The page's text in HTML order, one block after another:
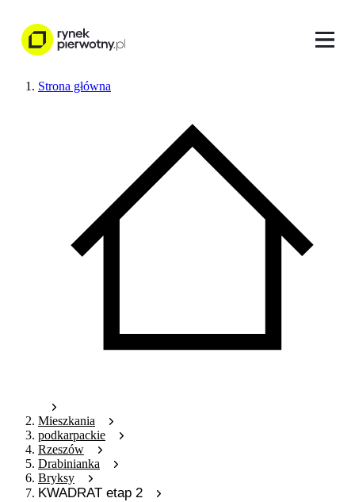
Strona główna
Mieszkania
podkarpackie
Rzeszów
Drabinianka
Bryksy
KWADRAT etap 2